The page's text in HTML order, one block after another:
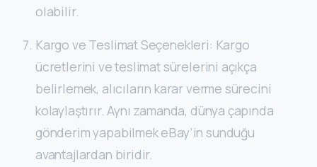
olabilir.
Kargo ve Teslimat Seçenekleri: Kargo
ücretlerini ve teslimat sürelerini açıkça
belirlemek, alıcıların karar verme sürecini
kolaylaştırır. Aynı zamanda, dünya çapında
gönderim yapabilmek eBay’in sunduğu
avantajlardan biridir.